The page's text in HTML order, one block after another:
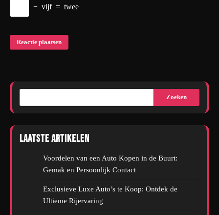
− vijf = twee
Zoeken
Laatste artikelen
Voordelen van een Auto Kopen in de Buurt:
Gemak en Persoonlijk Contact
Exclusieve Luxe Auto’s te Koop: Ontdek de
Ultieme Rijervaring